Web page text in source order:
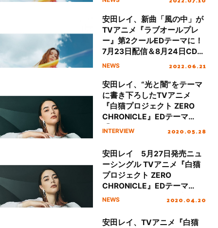
安田レイ、新曲「風の中」が
TVアニメ『ラブオールプレ
ー』第2クールEDテーマに！
7月23日配信＆8月24日CDリ
リースも決定！
NEWS 2022.06.21
安田レイ、“光と闇”をテーマ
に書き下ろしたTVアニメ
『白猫プロジェクト ZERO
CHRONICLE』EDテーマ
「through the dark」リリー
INTERVIEW 2020.05.28
安田レイ 5月27日発売ニュ
ーシングル TVアニメ『白猫
プロジェクト ZERO
CHRONICLE』EDテーマ
「through the dark」新アー
NEWS 2020.04.20
安田レイ、TVアニメ『白猫